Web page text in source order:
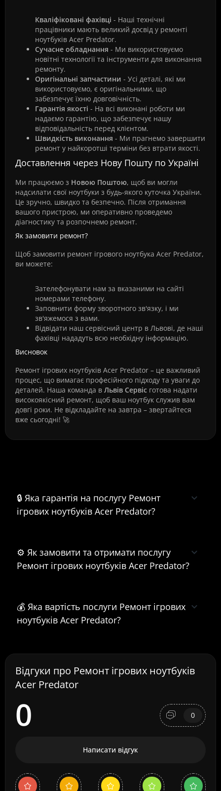
Кваліфіковані фахівці - Наші технічні
працівники мають великий досвід у ремонті
ноутбуків Acer Predator.
Сучасне обладнання - Ми використовуємо
новітні технології та інструменти для виконання
ремонту.
Оригінальні запчастини - Усі деталі, які ми
використовуємо, є оригінальними, що
забезпечує їхню довговічність.
Гарантія якості - На всі виконані роботи ми
надаємо гарантію, що забезпечує нашу
відповідальність перед клієнтом.
Швидкість виконання - Ми прагнемо завершити
ремонт у найкоротші терміни без втрати якості.
Доставлення через Нову Пошту по Україні
Ми працюємо з Новою Поштою, щоб ви могли
надсилати свої ноутбуки з будь-якого куточка України.
Це зручно, швидко та безпечно. Після отримання
вашого пристрою, ми оперативно проведемо
діагностику та розпочнемо ремонт.
Як замовити ремонт?
Щоб замовити ремонт ігрового ноутбука Acer Predator,
ви можете:
Зателефонувати нам за вказаними на сайті
номерами телефону.
Заповнити форму зворотного зв'язку, і ми
зв'яжемося з вами.
Відвідати наш сервісний центр в Львові, де наші
фахівці нададуть всю необхідну інформацію.
Висновок
Ремонт ігрових ноутбуків Acer Predator – це важливий
процес, що вимагає професійного підходу та уваги до
деталей. Наша команда в Львів Сервіс готова надати
високоякісний ремонт, щоб ваш ноутбук служив вам
довгі роки. Не відкладайте на завтра – звертайтеся
вже сьогодні! 🚀
🔒 Яка гарантія на послугу Ремонт
ігрових ноутбуків Acer Predator?
⚙️ Як замовити та отримати послугу
Ремонт ігрових ноутбуків Acer Predator?
💰 Яка вартість послуги Ремонт ігрових
ноутбуків Acer Predator?
Відгуки про Ремонт ігрових ноутбуків
Acer Predator
0 0
Написати відгук